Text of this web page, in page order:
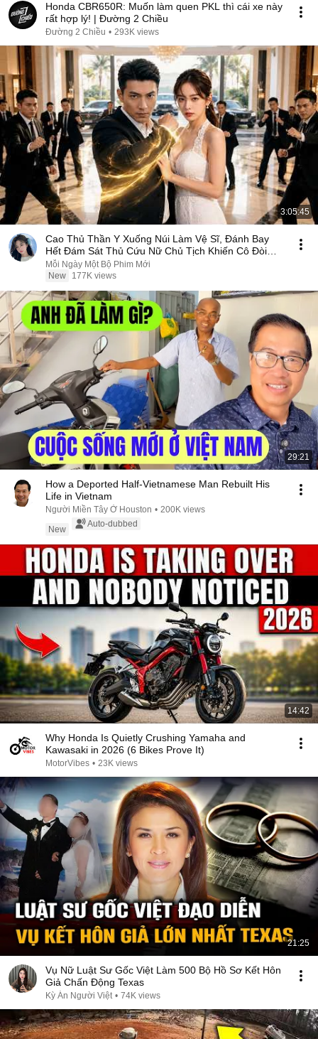
Honda CBR650R: Muốn làm quen PKL thì cái xe này
rất hợp lý! | Đường 2 Chiều
Đường 2 Chiều • 293K views
3:05:45
Cao Thủ Thần Y Xuống Núi Làm Vệ Sĩ, Đánh Bay
Hết Đám Sát Thủ Cứu Nữ Chủ Tịch Khiến Cô Đòi
Trao Thân
Mỗi Ngày Một Bộ Phim Mới
New
177K views
29:21
How a Deported Half-Vietnamese Man Rebuilt His
Life in Vietnam
Người Miền Tây Ở Houston • 200K views
New
Auto-dubbed
14:42
Why Honda Is Quietly Crushing Yamaha and
Kawasaki in 2026 (6 Bikes Prove It)
MotorVibes • 23K views
21:25
Vụ Nữ Luật Sư Gốc Việt Làm 500 Bộ Hồ Sơ Kết Hôn
Giả Chấn Động Texas
Kỳ Án Người Việt • 74K views